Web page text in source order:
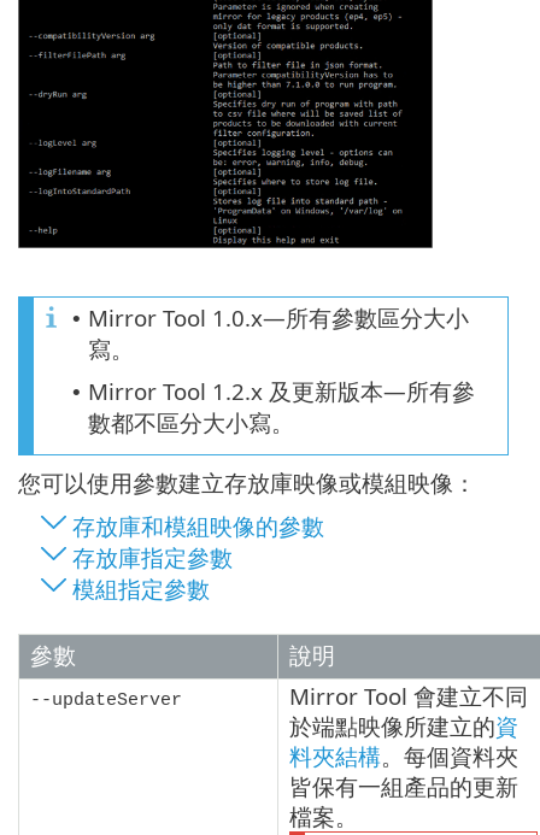
• Mirror Tool 1.0.x—所有參數區分大小
寫。
• Mirror Tool 1.2.x 及更新版本—所有參
數都不區分大小寫。
您可以使用參數建立存放庫映像或模組映像：
存放庫和模組映像的參數
存放庫指定參數
模組指定參數
參數 說明
--updateServer
Mirror Tool 會建立不同
於端點映像所建立的資
料夾結構。每個資料夾
皆保有一組產品的更新
檔案。